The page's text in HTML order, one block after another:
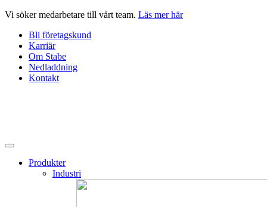
Hoppa
innehåll
Vi söker medarbetare till vårt team. Läs mer här
Bli företagskund
Karriär
Om Stabe
Nedladdning
Kontakt
Produkter
Industri